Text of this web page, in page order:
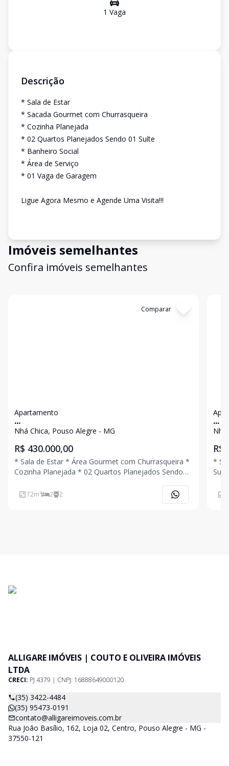
1 Vaga
Descrição
* Sala de Estar
* Sacada Gourmet com Churrasqueira
* Cozinha Planejada
* 02 Quartos Planejados Sendo 01 Suíte
* Banheiro Social
* Área de Serviço
* 01 Vaga de Garagem
Ligue Agora Mesmo e Agende Uma Visita!!!
Imóveis semelhantes
Confira imóveis semelhantes
Comparar
Apartamento
...
Nhá Chica, Pouso Alegre - MG
R$ 430.000,00
* Sala de Estar * Área Gourmet com Churrasqueira *
Cozinha Planejada * 02 Quartos Planejados Sendo
Vagas de Garagem Coberta * Edifício com Elevador
72m² 2 2
...
Nhá
R$
* Sala
Suíte * Banheiro Social * Área de
ALLIGARE IMÓVEIS | COUTO E OLIVEIRA IMÓVEIS
LTDA
CRECI: PJ 4379 | CNPJ: 16888649000120
(35) 3422-4484
(35) 95473-0191
contato@alligareimoveis.com.br
Rua João Basílio, 162, Loja 02, Centro, Pouso Alegre - MG -
37550-121